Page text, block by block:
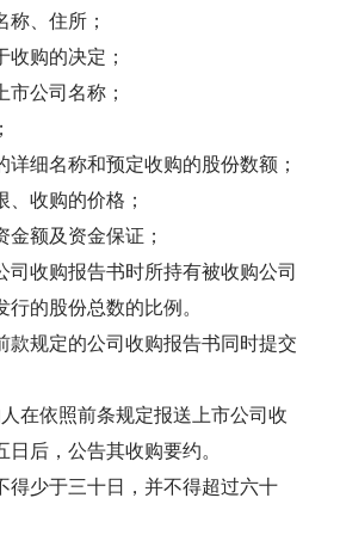
、住所；
购的决定；
公司名称；
细名称和预定收购的股份数额；
收购的价格；
额及资金保证；
收购报告书时所持有被收购公司
的股份总数的比例。
规定的公司收购报告书同时提交
在依照前条规定报送上市公司收
后，公告其收购要约。
少于三十日，并不得超过六十